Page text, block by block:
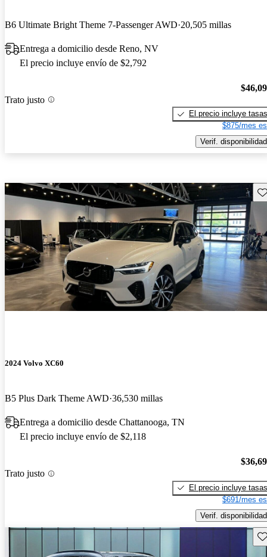
B6 Ultimate Bright Theme 7-Passenger AWD 20,505 millas
Entrega a domicilio desde Reno, NV
El precio incluye envío de $2,792
Trato justo
El precio incluye tasas
$875/mes
Verif. disponibilidad
2024 Volvo XC60
B5 Plus Dark Theme AWD 36,530 millas
Entrega a domicilio desde Chattanooga, TN
El precio incluye envío de $2,118
Trato justo
El precio incluye tasas
$691/mes
Verif. disponibilidad